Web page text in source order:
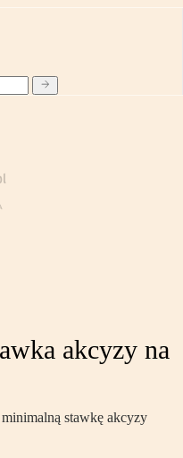
akcyzy na
stawkę akcyzy